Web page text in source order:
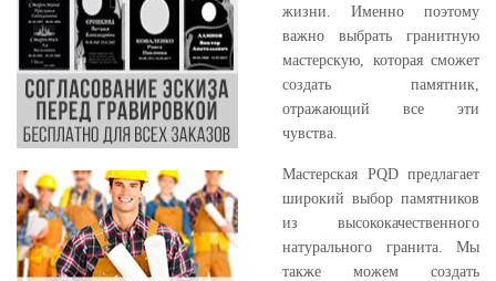
жизни. Именно поэтому
важно выбрать гранитную
мастерскую, которая сможет
создать памятник,
отражающий все эти
чувства.
Мастерская PQD предлагает
широкий выбор памятников
из высококачественного
натурального гранита. Мы
также можем создать